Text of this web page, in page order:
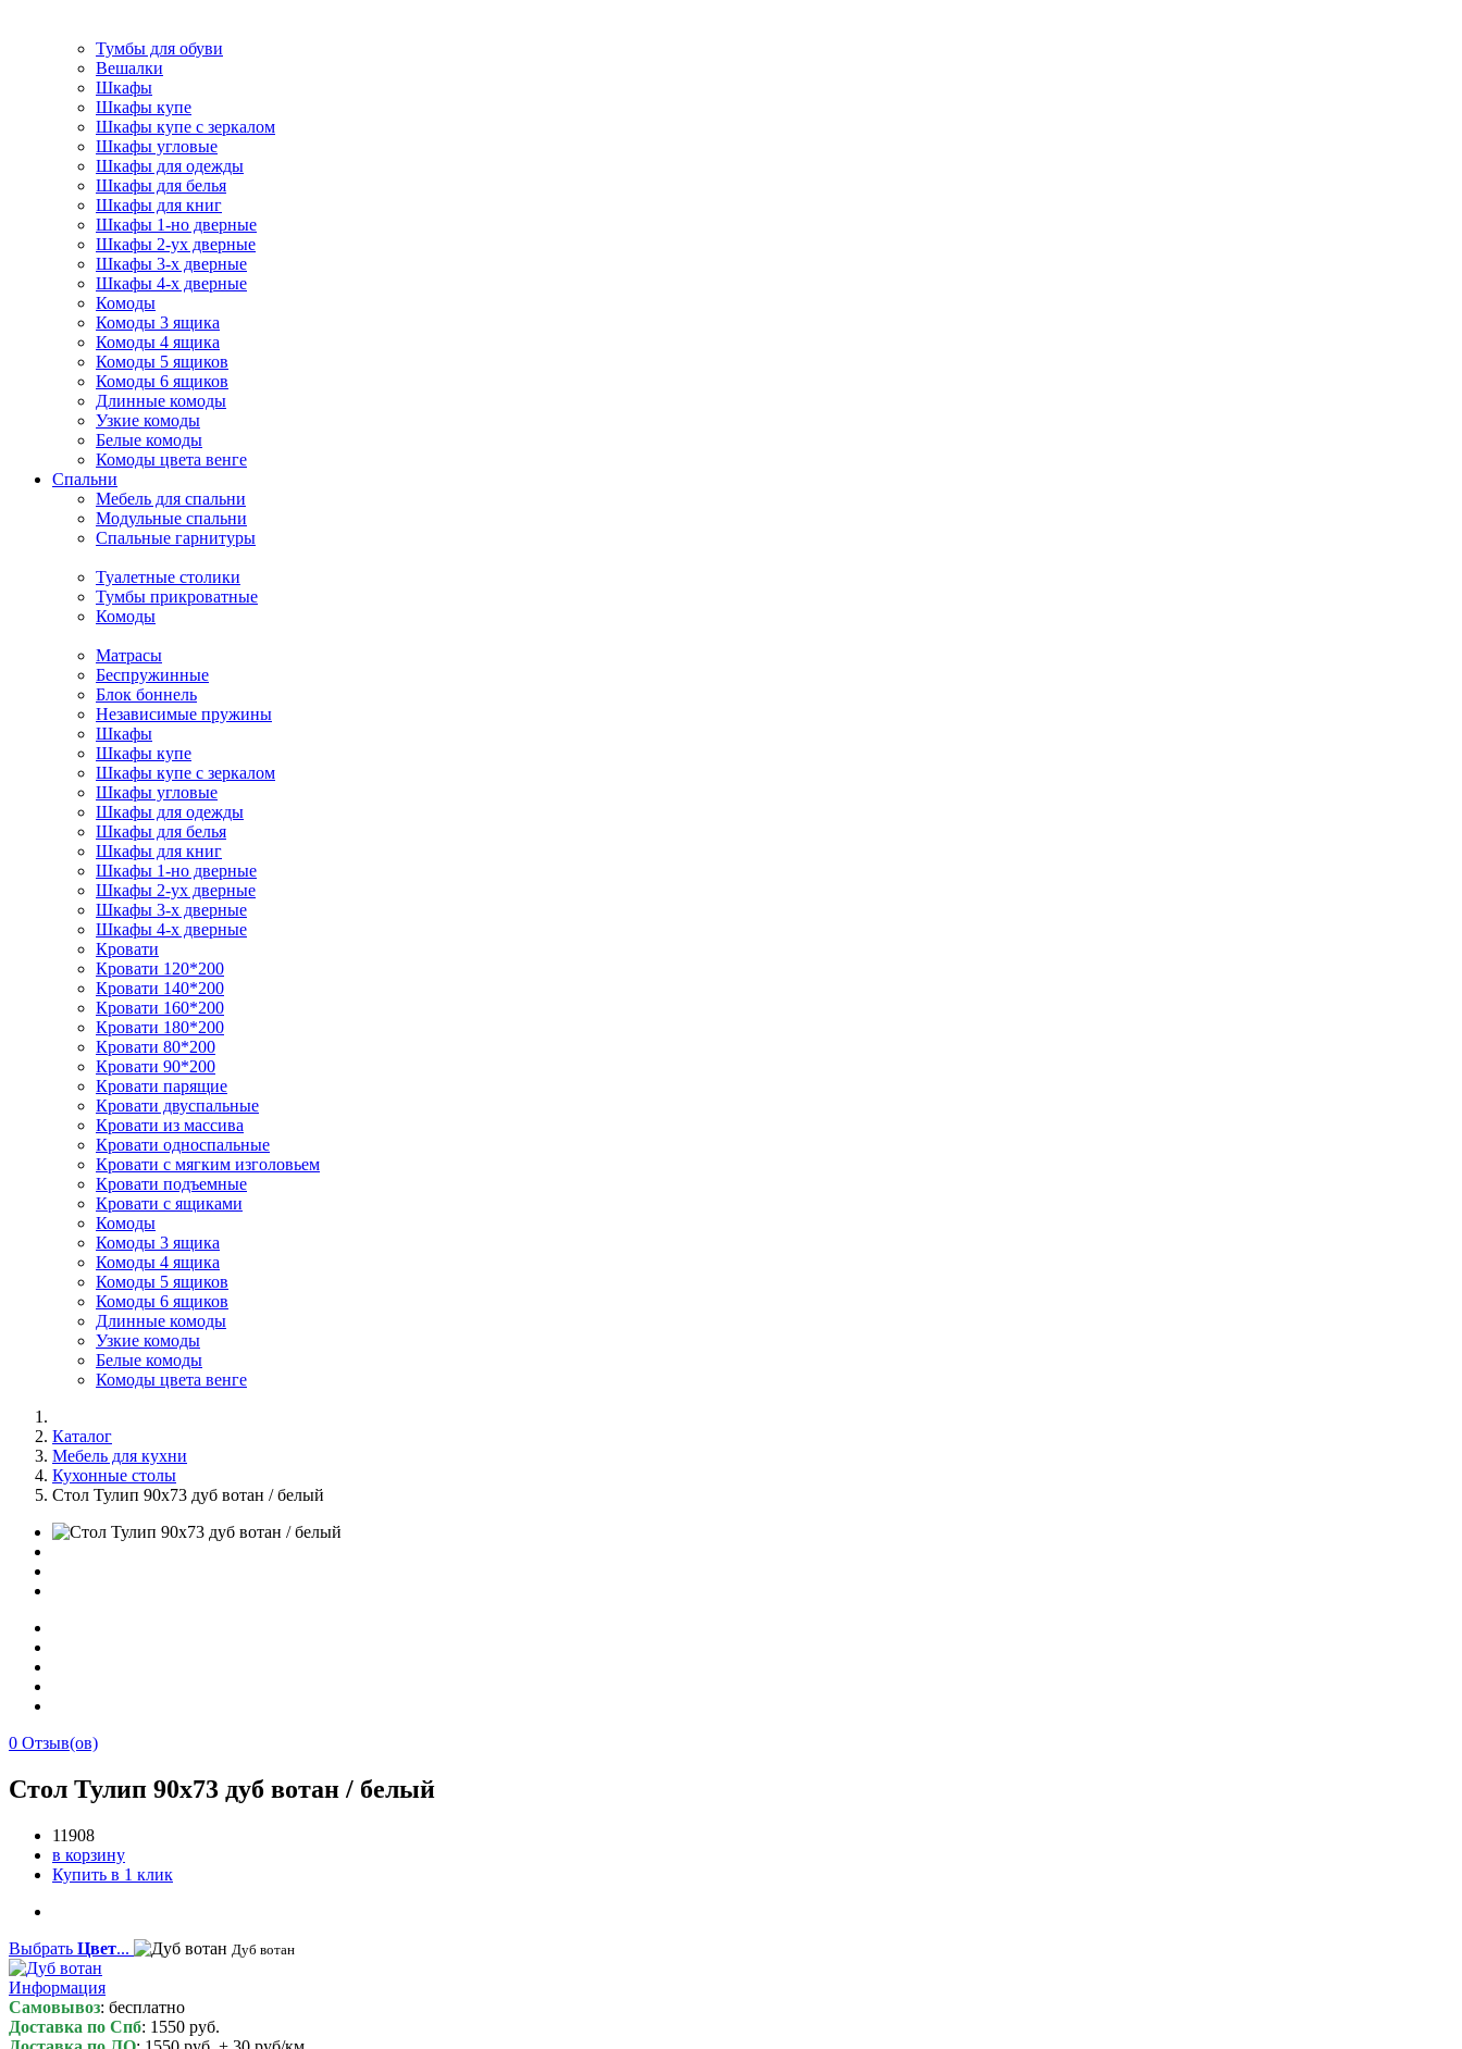
Тумбы для обуви
Вешалки
Шкафы
Шкафы купе
Шкафы купе с зеркалом
Шкафы угловые
Шкафы для одежды
Шкафы для белья
Шкафы для книг
Шкафы 1-но дверные
Шкафы 2-ух дверные
Шкафы 3-х дверные
Шкафы 4-х дверные
Комоды
Комоды 3 ящика
Комоды 4 ящика
Комоды 5 ящиков
Комоды 6 ящиков
Длинные комоды
Узкие комоды
Белые комоды
Комоды цвета венге
Спальни
Мебель для спальни
Модульные спальни
Спальные гарнитуры
Туалетные столики
Тумбы прикроватные
Комоды
Матрасы
Беспружинные
Блок боннель
Независимые пружины
Шкафы
Шкафы купе
Шкафы купе с зеркалом
Шкафы угловые
Шкафы для одежды
Шкафы для белья
Шкафы для книг
Шкафы 1-но дверные
Шкафы 2-ух дверные
Шкафы 3-х дверные
Шкафы 4-х дверные
Кровати
Кровати 120*200
Кровати 140*200
Кровати 160*200
Кровати 180*200
Кровати 80*200
Кровати 90*200
Кровати парящие
Кровати двуспальные
Кровати из массива
Кровати односпальные
Кровати с мягким изголовьем
Кровати подъемные
Кровати с ящиками
Комоды
Комоды 3 ящика
Комоды 4 ящика
Комоды 5 ящиков
Комоды 6 ящиков
Длинные комоды
Узкие комоды
Белые комоды
Комоды цвета венге
Каталог
Мебель для кухни
Кухонные столы
Стол Тулип 90х73 дуб вотан / белый
0 Отзыв(ов)
Стол Тулип 90х73 дуб вотан / белый
11908
в корзину
Купить в 1 клик
Выбрать Цвет... Дуб вотан
Информация
Самовывоз: бесплатно
Доставка по Спб: 1550 руб.